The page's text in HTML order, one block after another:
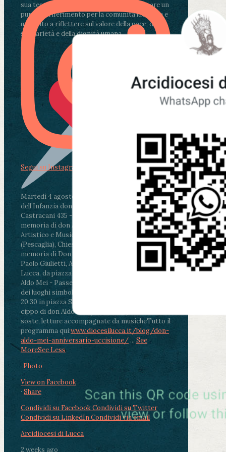
sua testimonianza continua a rappresentare un
punto di riferimento per la comunità lucchese e
un invito a riflettere sul valore della pace, della
solidarietà e della dignità umana.
Martedì 4 agosto2026
ore 11:30 - Lucca, Scuola
dell’Infanzia don Aldo Mei - Viale Castruccio
Castracani 435 - Inaugurazione murales in
memoria di don Aldo Mei curato dal Liceo
Artistico e Musicale “Passaglia”
ore 18 - Fiano
(Pescaglia), Chiesa parrocchiale - Messa in
memoria di Don Aldo Mei celebrata da mons.
Paolo Giulietti, Arcivescovo di Lucca
ore 20.30 -
Lucca, da piazza San Michele al Cippo di don
Aldo Mei - Passeggiata della Memoria in alcuni
dei luoghi simbolo della città. Ritrovo alle ore
20.30 in piazza San Michele con conclusione al
cippo di don Aldo Mei (Porta Elisa). Durante le
soste, letture accompagnate da musicheTutto il
programma qui:www.diocesilucca.it/blog/don-
aldo-mei-anniversario-uccisione/ ... See
MoreSee Less
Photo
View on Facebook
· Share
Condividi su FacebookCondividi su Twitter
Condividi su LinkedInCondividi via email
Arcidiocesi di Lucca
2 weeks ago
Segui su Instagram